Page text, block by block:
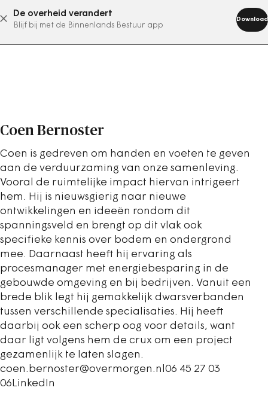
De overheid verandert
Blijf bij met de Binnenlands Bestuur app
Download
abonneer nu
Coen Bernoster
Coen is gedreven om handen en voeten te geven
aan de verduurzaming van onze samenleving.
Vooral de ruimtelijke impact hiervan intrigeert
hem. Hij is nieuwsgierig naar nieuwe
ontwikkelingen en ideeën rondom dit
spanningsveld en brengt op dit vlak ook
specifieke kennis over bodem en ondergrond
mee. Daarnaast heeft hij ervaring als
procesmanager met energiebesparing in de
gebouwde omgeving en bij bedrijven. Vanuit een
brede blik legt hij gemakkelijk dwarsverbanden
tussen verschillende specialisaties. Hij heeft
daarbij ook een scherp oog voor details, want
daar ligt volgens hem de crux om een project
gezamenlijk te laten slagen.
coen.bernoster@overmorgen.nl06 45 27 03
06LinkedIn